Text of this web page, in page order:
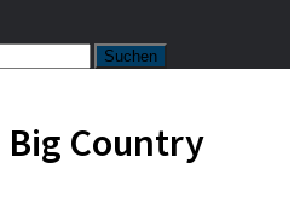
Big Country